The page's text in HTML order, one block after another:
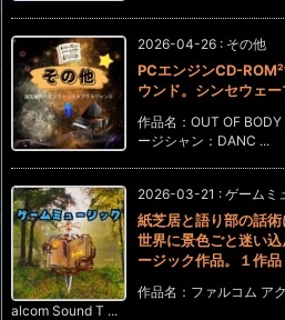
2026-04-26 : その他
PCエンジンCD-
ウンド。シンセウェ
作品名：OUT OF
ージシャン：DANC ...
2026-03-21 : ゲームミ
紙芝居と語り部の話
世界に景色ごと迷い
ージック作品。１作品
作品名：ファルコム ア
alcom Sound T ...